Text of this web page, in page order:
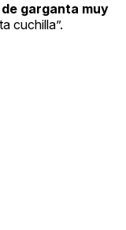
garganta muy
cuchilla”.